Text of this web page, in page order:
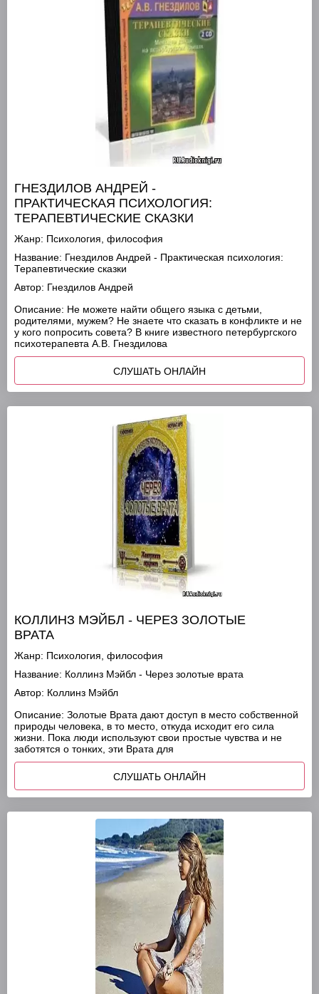
ГНЕЗДИЛОВ АНДРЕЙ -
ПРАКТИЧЕСКАЯ ПСИХОЛОГИЯ:
ТЕРАПЕВТИЧЕСКИЕ СКАЗКИ
Жанр: Психология, философия
Название: Гнездилов Андрей - Практическая психология:
Терапевтические сказки
Автор: Гнездилов Андрей
Описание: Не можете найти общего языка с детьми,
родителями, мужем? Не знаете что сказать в конфликте и не
у кого попросить совета? В книге известного петербургского
психотерапевта А.В. Гнездилова
СЛУШАТЬ ОНЛАЙН
КОЛЛИНЗ МЭЙБЛ - ЧЕРЕЗ ЗОЛОТЫЕ
ВРАТА
Жанр: Психология, философия
Название: Коллинз Мэйбл - Через золотые врата
Автор: Коллинз Мэйбл
Описание: Золотые Врата дают доступ в место собственной
природы человека, в то место, откуда исходит его сила
жизни. Пока люди используют свои простые чувства и не
заботятся о тонких, эти Врата для
СЛУШАТЬ ОНЛАЙН